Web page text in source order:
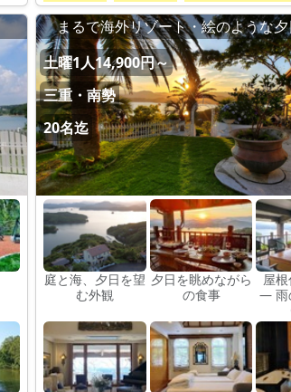
まるで海外リゾート・絵のような
土曜1人14,900円～
三重・南勢
20名迄
庭と海、夕日を望
む外観
夕日を眺めながら
の食事
屋
― 雨